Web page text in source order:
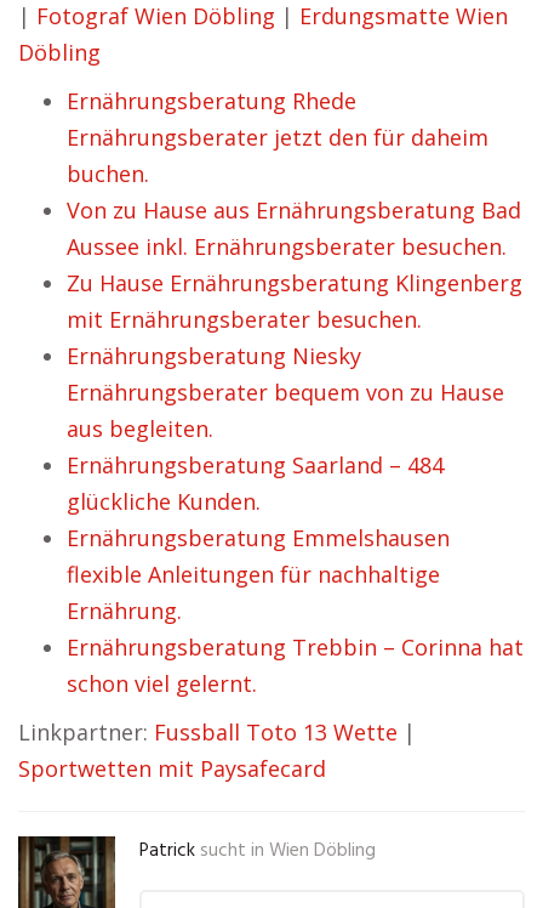
| Fotograf Wien Döbling | Erdungsmatte Wien
Döbling
Ernährungsberatung Rhede
Ernährungsberater jetzt den für daheim
buchen.
Von zu Hause aus Ernährungsberatung Bad
Aussee inkl. Ernährungsberater besuchen.
Zu Hause Ernährungsberatung Klingenberg
mit Ernährungsberater besuchen.
Ernährungsberatung Niesky
Ernährungsberater bequem von zu Hause
aus begleiten.
Ernährungsberatung Saarland – 484
glückliche Kunden.
Ernährungsberatung Emmelshausen
flexible Anleitungen für nachhaltige
Ernährung.
Ernährungsberatung Trebbin – Corinna hat
schon viel gelernt.
Linkpartner: Fussball Toto 13 Wette |
Sportwetten mit Paysafecard
Patrick sucht in Wien Döbling